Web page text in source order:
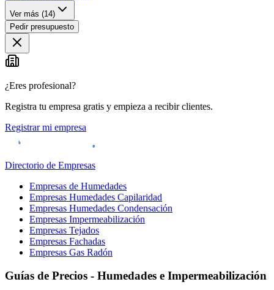
Ver más (14)
Pedir presupuesto
¿Eres profesional?
Registra tu empresa gratis y empieza a recibir clientes.
Registrar mi empresa
Directorio de Empresas
Empresas de Humedades
Empresas Humedades Capilaridad
Empresas Humedades Condensación
Empresas Impermeabilización
Empresas Tejados
Empresas Fachadas
Empresas Gas Radón
Guías de Precios - Humedades e Impermeabilización